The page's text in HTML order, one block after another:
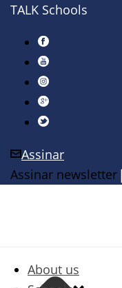
TALK Schools
Assinar
Assinar newsletter
About us